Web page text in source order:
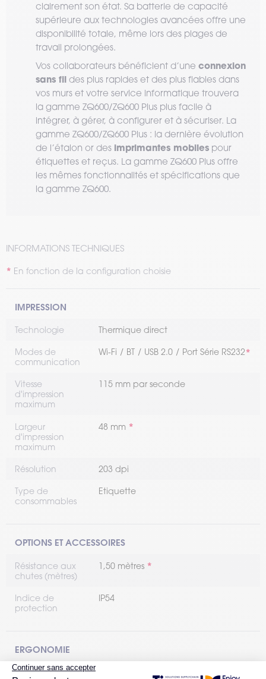
clairement son état. Sa batterie de capacité
supérieure aux technologies avancées offre une
disponibilité totale, même lors des plages de
travail prolongées.
Vos collaborateurs bénéficient d’une connexion
sans fil des plus rapides et des plus fiables dans
vos murs et votre service informatique trouvera
la gamme ZQ600/ZQ600 Plus plus facile à
intégrer, à gérer, à configurer et à sécuriser. La
gamme ZQ600/ZQ600 Plus : la dernière évolution
de l’étalon or des imprimantes mobiles pour
étiquettes et reçus. La gamme ZQ600 Plus offre
les mêmes fonctionnalités et spécifications que
la gamme ZQ600.
INFORMATIONS TECHNIQUES
En fonction de la configuration choisie
IMPRESSION
Technologie Thermique direct
Modes de
communication
Wi-Fi BT USB 2.0 Port Série RS232
Vitesse
d'impression
maximum
115 mm par seconde
Largeur
d'impression
maximum
48 mm
Résolution 203 dpi
Type de
consommables
Etiquette
OPTIONS ET ACCESSOIRES
Résistance aux
chutes (mètres)
1,50 mètres
Indice de
protection
IP54
ERGONOMIE
Environnement